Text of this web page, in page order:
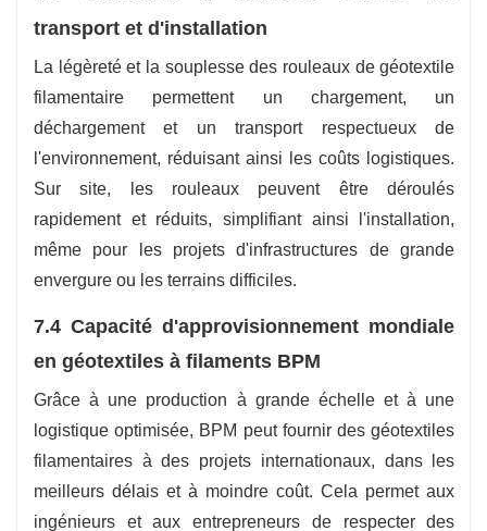
transport et d'installation
La légèreté et la souplesse des rouleaux de géotextile
filamentaire permettent un chargement, un
déchargement et un transport respectueux de
l'environnement, réduisant ainsi les coûts logistiques.
Sur site, les rouleaux peuvent être déroulés
rapidement et réduits, simplifiant ainsi l'installation,
même pour les projets d'infrastructures de grande
envergure ou les terrains difficiles.
7.4 Capacité d'approvisionnement mondiale
en géotextiles à filaments BPM
Grâce à une production à grande échelle et à une
logistique optimisée, BPM peut fournir des géotextiles
filamentaires à des projets internationaux, dans les
meilleurs délais et à moindre coût. Cela permet aux
ingénieurs et aux entrepreneurs de respecter des